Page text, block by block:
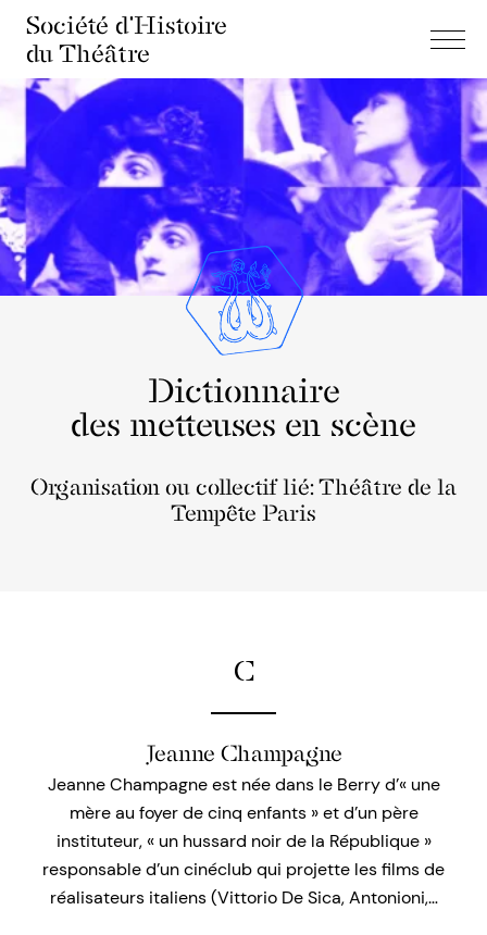
Société d'Histoire
du Théâtre
Dictionnaire
des metteuses en scène
Organisation ou collectif lié: Théâtre de la
Tempête Paris
C
Jeanne Champagne
Jeanne Champagne est née dans le Berry d’« une
mère au foyer de cinq enfants » et d’un père
instituteur, « un hussard noir de la République »
responsable d’un cinéclub qui projette les films de
réalisateurs italiens (Vittorio De Sica, Antonioni,…